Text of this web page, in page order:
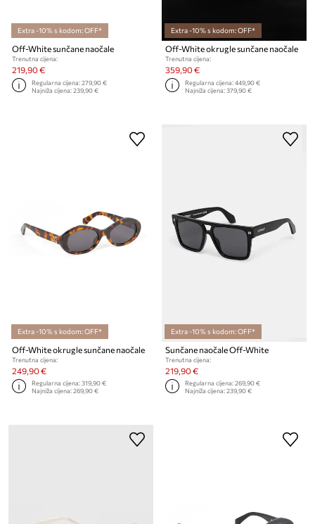
Extra -10% s kodom: OFF*
Off-White sunčane naočale
Trenutna cijena:
219,90 €
Regularna cijena:279,90 €
Najniža cijena:239,90 €
Extra -10% s kodom: OFF*
Off-White okrugle sunčane naočale
Trenutna cijena:
359,90 €
Regularna cijena:449,90 €
Najniža cijena:379,90 €
Extra -10% s kodom: OFF*
Off-White okrugle sunčane naočale
Trenutna cijena:
249,90 €
Regularna cijena:319,90 €
Najniža cijena:269,90 €
Extra -10% s kodom: OFF*
Sunčane naočale Off-White
Trenutna cijena:
219,90 €
Regularna cijena:269,90 €
Najniža cijena:239,90 €